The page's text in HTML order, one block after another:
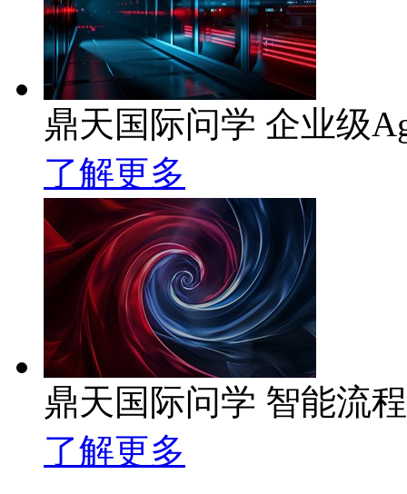
鼎天国际问学 企业级
了解更多
鼎天国际问学 智能流
了解更多